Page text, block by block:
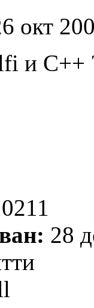
окт
и С++
28